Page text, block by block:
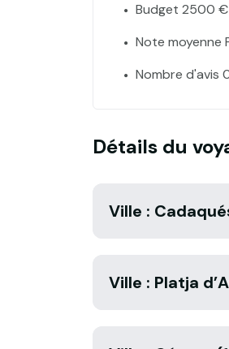
Budget 2500 €
Note moyenne
Nombre d'avis
Détails du
Ville :
Ville : Platja